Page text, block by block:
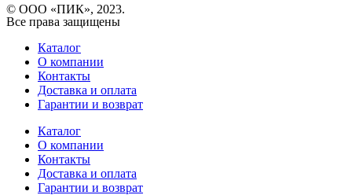
© ООО «ПИК», 2023.
Все права защищены
Каталог
О компании
Контакты
Доставка и оплата
Гарантии и возврат
Каталог
О компании
Контакты
Доставка и оплата
Гарантии и возврат